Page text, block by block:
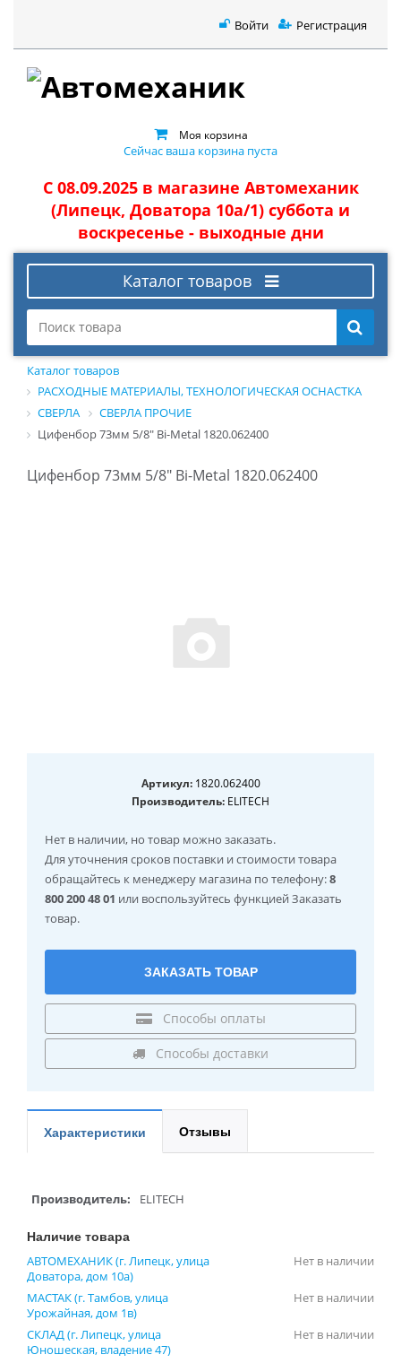
Войти Регистрация
Моя корзина
Сейчас ваша корзина пуста
С 08.09.2025 в магазине Автомеханик
(Липецк, Доватора 10а/1) суббота и
воскресенье - выходные дни
Каталог товаров
Каталог товаров
РАСХОДНЫЕ МАТЕРИАЛЫ, ТЕХНОЛОГИЧЕСКАЯ ОСНАСТКА
СВЕРЛА
СВЕРЛА ПРОЧИЕ
Цифенбор 73мм 5/8" Bi-Metal 1820.062400
Цифенбор 73мм 5/8" Bi-Metal 1820.062400
Артикул:1820.062400
Производитель: ELITECH
Нет в наличии, но товар можно заказать.
Для уточнения сроков поставки и стоимости товара
обращайтесь к менеджеру магазина по телефону:8
800 200 48 01 или воспользуйтесь функцией Заказать
товар.
ЗАКАЗАТЬ ТОВАР
Способы оплаты
Способы доставки
Характеристики Отзывы
Производитель: ELITECH
Наличие товара
АВТОМЕХАНИК (г. Липецк, улица
Доватора, дом 10а)
Нет в наличии
МАСТАК (г. Тамбов, улица
Урожайная, дом 1в)
Нет в наличии
СКЛАД (г. Липецк, улица
Юношеская, владение 47)
Нет в наличии